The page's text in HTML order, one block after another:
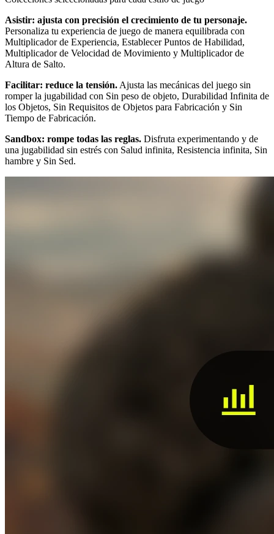
Asistir: ajusta con precisión el crecimiento de tu personaje.
Personaliza tu experiencia de juego de manera equilibrada con
Multiplicador de Experiencia, Establecer Puntos de Habilidad,
Multiplicador de Velocidad de Movimiento y Multiplicador de
Altura de Salto.
Facilitar: reduce la tensión. Ajusta las mecánicas del juego sin
romper la jugabilidad con Sin peso de objeto, Durabilidad Infinita de
los Objetos, Sin Requisitos de Objetos para Fabricación y Sin
Tiempo de Fabricación.
Sandbox: rompe todas las reglas. Disfruta experimentando y de
una jugabilidad sin estrés con Salud infinita, Resistencia infinita, Sin
hambre y Sin Sed.